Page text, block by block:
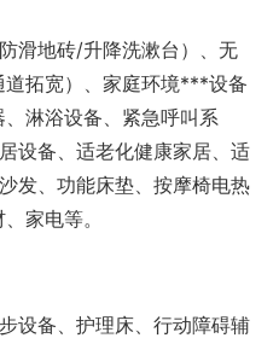
滑地砖/升降洗漱台）、无
拓宽）、家庭环境***设备
淋浴设备、紧急呼叫系
设备、适老化健康家居、适
发、功能床垫、按摩椅电热
家电等。
设备、护理床、行动障碍辅